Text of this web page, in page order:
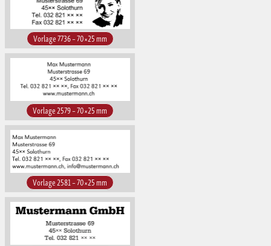
Vorlage 7736 – 70×25 mm
Vorlage 2579 – 70×25 mm
Vorlage 2581 – 70×25 mm